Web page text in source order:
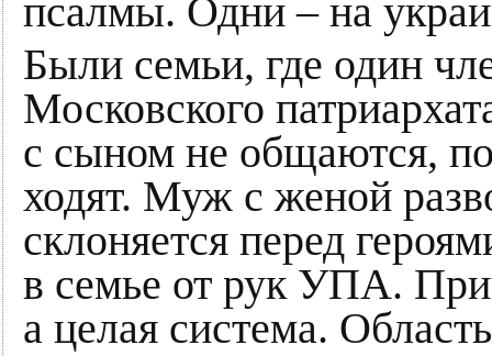
псалмы. Одни – на
Были семьи, где один
Московского
с сыном не общаются,
ходят. Муж с женой
склоняется перед
в семье от рук УПА.
а целая система.